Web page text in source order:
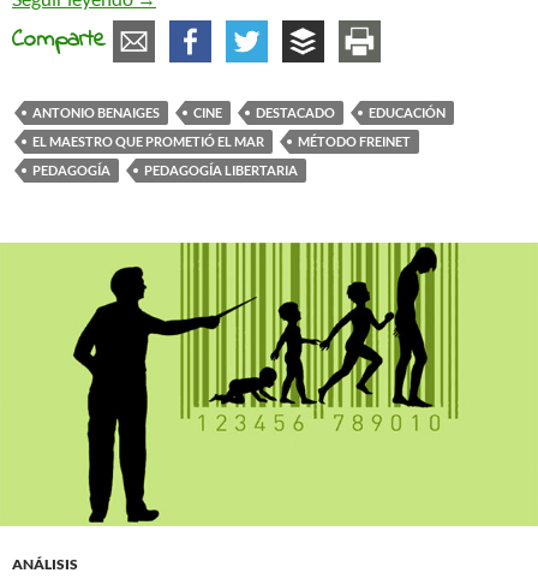
Comparte
ANTONIO BENAIGES CINE DESTACADO
EDUCACIÓN
EL MAESTRO QUE PROMETIÓ EL MAR
MÉTODO FREINET
PEDAGOGÍA
PEDAGOGÍA LIBERTARIA
ANÁLISIS